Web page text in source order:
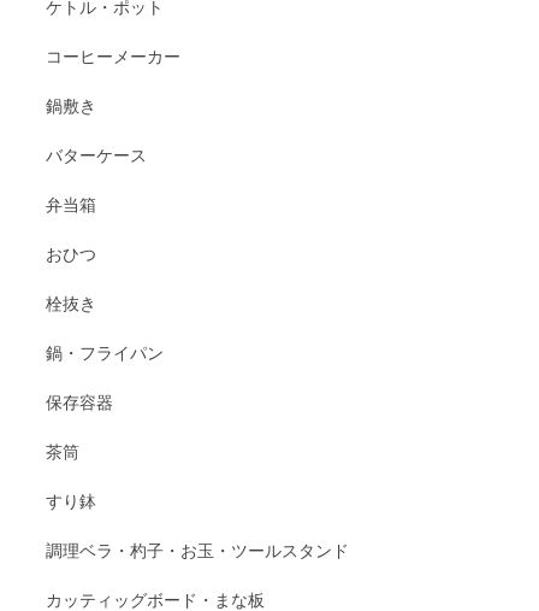
ケトル・ポット
コーヒーメーカー
鍋敷き
バターケース
弁当箱
おひつ
栓抜き
鍋・フライパン
保存容器
茶筒
すり鉢
調理ベラ・杓子・お玉・ツールスタンド
カッティッグボード・まな板